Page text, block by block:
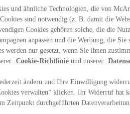
und ähnliche Technologien, die von
sind notwendig (z. B. damit die
Cookies gehören solche, die die
anpassen und die Werbung, die Sie
werden nur gesetzt, wenn Sie ihnen
Cookie-Richtlinie und unserer
ändern und Ihre Einwilligung
verwalten“ klicken. Ihr Widerruf hat
Zeitpunkt durchgeführten